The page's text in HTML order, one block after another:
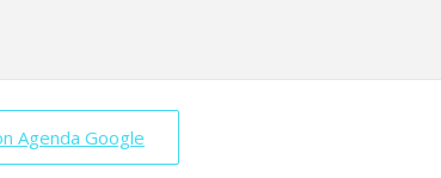
Agenda Google